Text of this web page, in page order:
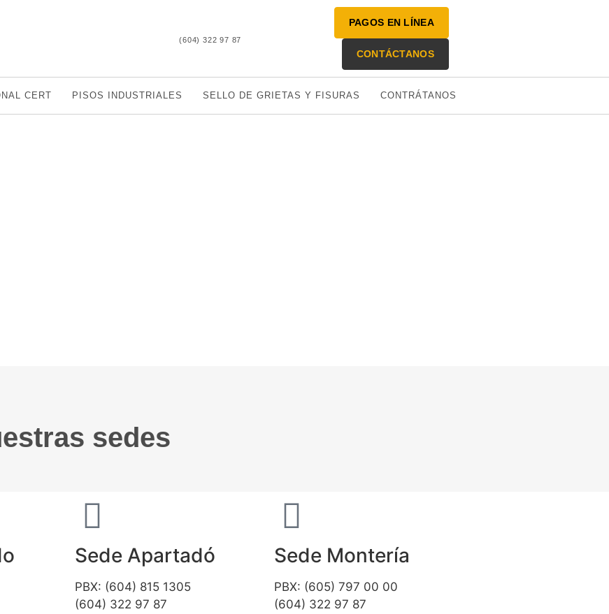
(604) 322 97 87
PAGOS EN LÍNEA
CONTÁCTANOS
CERT PISOS INDUSTRIALES SELLO DE GRIETAS Y FISURAS CONTRÁTANOS
sedes
Sede Apartadó
PBX: (604) 815 1305
(604) 322 97 87
Sede Montería
PBX: (605) 797 00 00
(604) 322 97 87